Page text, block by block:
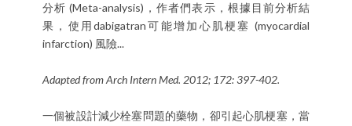
分析 (Meta-analysis)，作者們表示，根據目前分析結
果，使用dabigatran可能增加心肌梗塞 (myocardial
infarction) 風險...
Adapted from Arch Intern Med. 2012; 172: 397-402.
一個被設計減少栓塞問題的藥物，卻引起心肌梗塞，當